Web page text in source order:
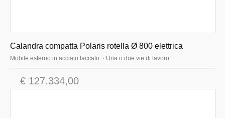
Calandra compatta Polaris rotella Ø 800 elettrica
Mobile esterno in acciaio laccato. · Una o due vie di lavoro:...
€ 127.334,00